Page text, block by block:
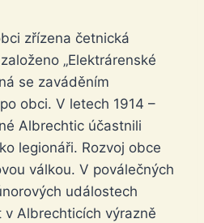
zřízena četnická
„Elektrárenské
se zaváděním
obci. V letech 1914 –
Albrechtic účastnili
legionáři. Rozvoj obce
válkou. V poválečných
událostech
Albrechticích výrazně